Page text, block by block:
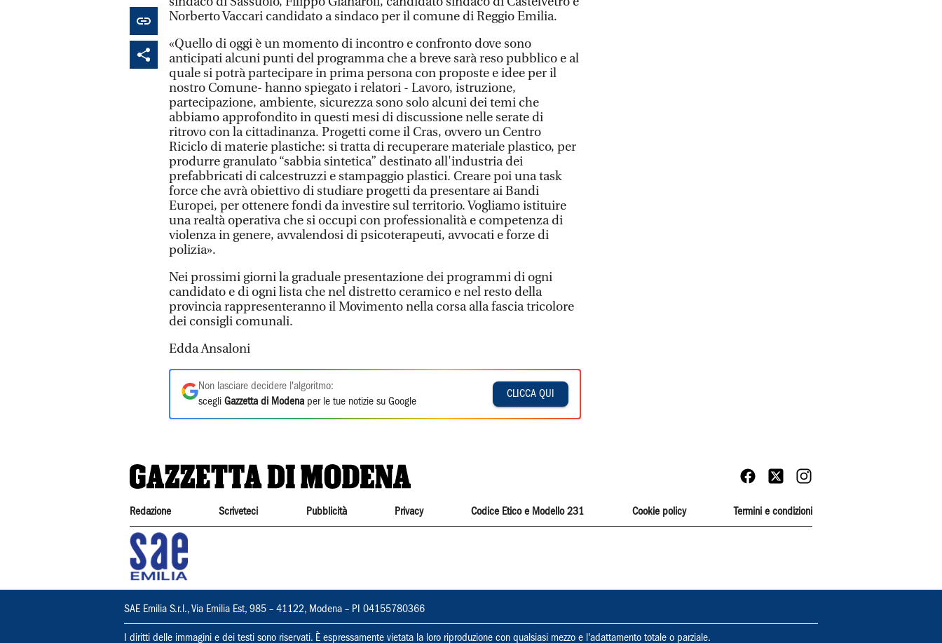
Norberto Vaccari candidato a sindaco per il comune di Reggio Emilia.
«Quello di oggi è un momento di incontro e confronto dove sono
anticipati alcuni punti del programma che a breve sarà reso pubblico e al
quale si potrà partecipare in prima persona con proposte e idee per il
nostro Comune- hanno spiegato i relatori - Lavoro, istruzione,
partecipazione, ambiente, sicurezza sono solo alcuni dei temi che
abbiamo approfondito in questi mesi di discussione nelle serate di
ritrovo con la cittadinanza. Progetti come il Cras, ovvero un Centro
Riciclo di materie plastiche: si tratta di recuperare materiale plastico, per
produrre granulato “sabbia sintetica” destinato all'industria dei
prefabbricati di calcestruzzi e stampaggio plastici. Creare poi una task
force che avrà obiettivo di studiare progetti da presentare ai Bandi
Europei, per ottenere fondi da investire sul territorio. Vogliamo istituire
una realtà operativa che si occupi con professionalità e competenza di
violenza in genere, avvalendosi di psicoterapeuti, avvocati e forze di
polizia».
Nei prossimi giorni la graduale presentazione dei programmi di ogni
candidato e di ogni lista che nel distretto ceramico e nel resto della
provincia rappresenteranno il Movimento nella corsa alla fascia tricolore
dei consigli comunali.
Edda Ansaloni
Non lasciare decidere l'algoritmo:
scegli Gazzetta di Modena per le tue notizie su Google
CLICCA QUI
Redazione Scriveteci Pubblicità Privacy Codice Etico e Modello 231 Cookie policy Termini e condizioni
SAE Emilia S.r.l., Via Emilia Est, 985 – 41122, Modena – PI 04155780366
I diritti delle immagini e dei testi sono riservati. È espressamente vietata la loro riproduzione con qualsiasi mezzo e l'adattamento totale o parziale.